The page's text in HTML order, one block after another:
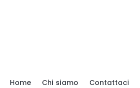
Home Chi siamo Contattaci